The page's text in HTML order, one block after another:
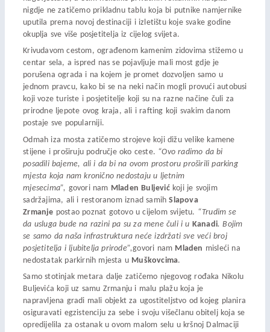
nigdje ne zatičemo prikladnu tablu koja bi putnike namjernike
uputila prema novoj destinaciji i izletištu koje svake godine
okuplja sve više posjetitelja iz cijelog svijeta.
Krivudavom cestom, ograđenom kamenim zidovima stižemo u
centar sela, a ispred nas se pojavljuje mali most gdje je
porušena ograda i na kojem je promet dozvoljen samo u
jednom pravcu, kako bi se na neki način mogli provući autobusi
koji voze turiste i posjetitelje koji su na razne načine čuli za
prirodne ljepote ovog kraja, ali i rafting koji svakim danom
postaje sve popularniji.
Odmah iza mosta zatičemo strojeve koji dižu velike kamene
stijene i proširuju područje oko ceste. “Ovo radimo da bi
posadili bajeme, ali i da bi na ovom prostoru proširili parking
mjesta koja nam kronično nedostaju u ljetnim
mjesecima”, govori nam Mladen Buljević koji je svojim
sadržajima, ali i restoranom iznad samihSlapova
Zrmanje postao poznat gotovo u cijelom svijetu. “Trudim se
da usluga bude na razini pa su za mene čuli i u Kanadi.Bojim
se samo da naša infrastruktura neće izdržati sve veći broj
posjetitelja i ljubitelja prirode”,govori nam Mladen misleći na
nedostatak parkirnih mjesta u Muškovcima.
Samo stotinjak metara dalje zatičemo njegovog rođaka Nikolu
Buljevića koji uz samu Zrmanju i malu plažu koja je
napravljena gradi mali objekt za ugostiteljstvo od kojeg planira
osiguravati egzistenciju za sebe i svoju višečlanu obitelj koja se
opredijelila za ostanak u ovom malom selu u kršnoj Dalmaciji